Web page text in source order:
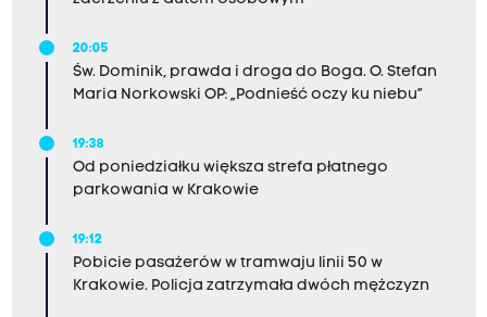
20:05
Św. Dominik, prawda i droga do Boga. O. Stefan
Maria Norkowski OP: „Podnieść oczy ku niebu”
19:38
Od poniedziałku większa strefa płatnego
parkowania w Krakowie
19:12
Pobicie pasażerów w tramwaju linii 50 w
Krakowie. Policja zatrzymała dwóch mężczyzn